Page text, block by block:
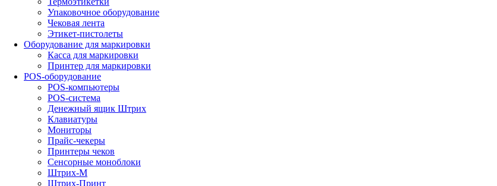
Упаковочное оборудование
Чековая лента
Этикет-пистолеты
Оборудование для маркировки
Касса для маркировки
Принтер для маркировки
POS-оборудование
POS-компьютеры
POS-система
Денежный ящик Штрих
Клавиатуры
Мониторы
Прайс-чекеры
Принтеры чеков
Сенсорные моноблоки
Штрих-М
Штрих-Принт